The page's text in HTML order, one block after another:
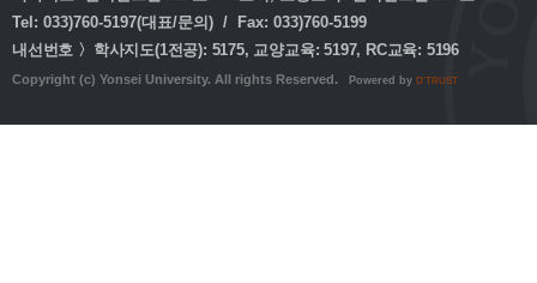
Tel: 033)760-5197(대표/문의) / Fax: 033)760-5199
내선번호 〉학사지도(1전공): 5175, 교양교육: 5197, RC교육: 5196
Copyright (c) Yonsei University. All rights Reserved. Powered by D'TRUST